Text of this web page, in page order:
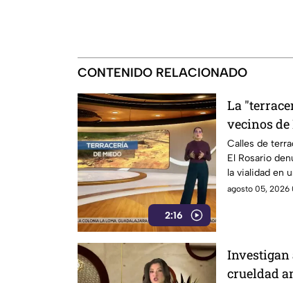
CONTENIDO RELACIONADO
2:16
La
vecinos de
Calles de
El Rosario
la vialidad en
automovilistas
agosto 05, 2026
Investigan
crueldad